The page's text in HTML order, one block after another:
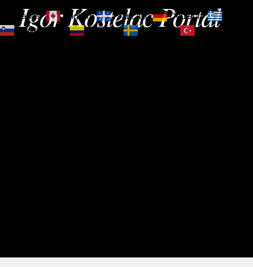
Igor Kostelac Portal
Nederlands English Français Deutsch
Slovenščina Español Svenska Türkçe